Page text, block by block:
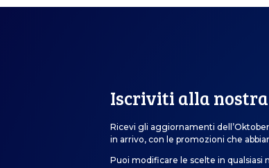
Iscriviti alla
Ricevi gli aggiornamenti
in arrivo, con le promozioni che
Puoi modificare le scelte in